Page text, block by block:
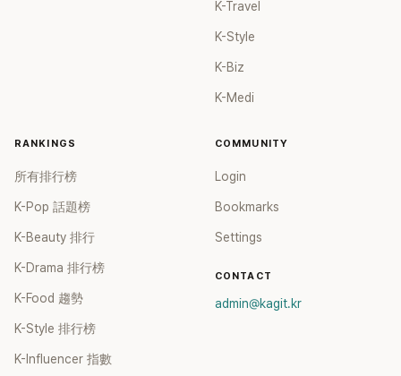
海外流行歌星的標準來看也太誇張了吧..像好萊塢明星走紅毯
時因裸露而成為話題的禮服那種程度。
K-Travel
K-Style
K-Biz
K-Medi
RANKINGS
所有排行榜
K-Pop 話題榜
K-Beauty 排行
K-Drama 排行榜
K-Food 趨勢
K-Style 排行榜
K-Influencer 指數
COMMUNITY
Login
Bookmarks
Settings
CONTACT
admin@kagit.kr